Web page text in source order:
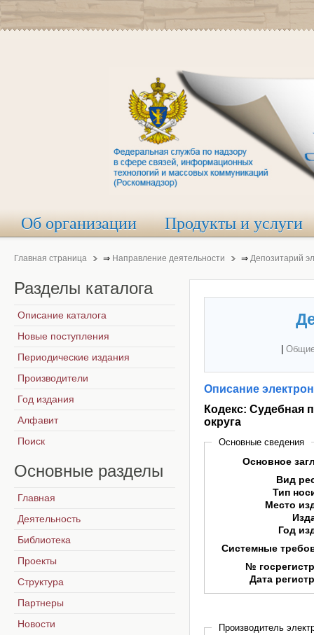
Об организации Продукты и услуги
Главная страница ⇒ Направление деятельности ⇒ Депозитарий
Описание
Кодекс: Судебная
округа
Основные сведения
Основное
Вид
Тип
Место
Год
Системные
№
Дата
Производитель
Разделы каталога
Описание каталога
Новые поступления
Периодические издания
Производители
Год издания
Алфавит
Поиск
Основные разделы
Главная
Деятельность
Библиотека
Проекты
Структура
Партнеры
Новости